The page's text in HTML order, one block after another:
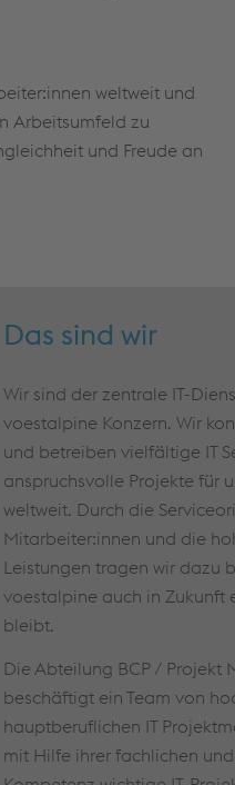
weltweit und
Arbeitsumfeld zu
und Freude an
Das sind wir
Wir sind der zentrale IT-
voestalpine Konzern. Wir
und betreiben vielfältige IT
anspruchsvolle Projekte für
weltweit. Durch die
Mitarbeiter:innen und die
Leistungen tragen wir dazu
voestalpine auch in Zukunft
bleibt.
Die Abteilung BCP / Projekt
beschäftigt ein Team von
hauptberuflichen IT
mit Hilfe ihrer fachlichen